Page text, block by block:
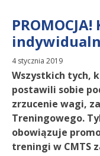
4 stycznia 2019
Wszystkich tych,
postawili sobie
zrzucenie wagi,
Treningowego.
obowiązuje
treningi w CMTS